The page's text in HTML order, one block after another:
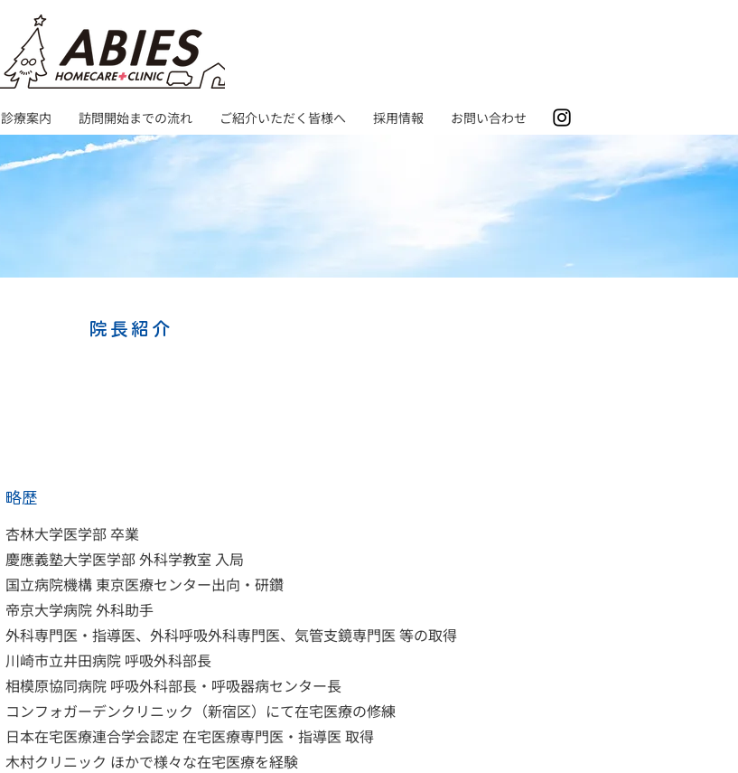
診療案内 訪問開始までの流れ ご紹介いただく皆様へ 採用情報 お問い合わせ
院長紹介
​略歴
杏林大学医学部 卒業
慶應義塾大学医学部 外科学教室 入局
国立病院機構 東京医療センター出向・研鑽
帝京大学病院 外科助手
外科専門医・指導医、外科呼吸外科専門医、気管支鏡専門医 等の取得
川崎市立井田病院 呼吸外科部長
相模原協同病院 呼吸外科部長・呼吸器病センター長
コンフォガーデンクリニック（新宿区）にて在宅医療の修練
日本在宅医療連合学会認定 在宅医療専門医・指導医 取得
木村クリニック ほかで様々な在宅医療を経験